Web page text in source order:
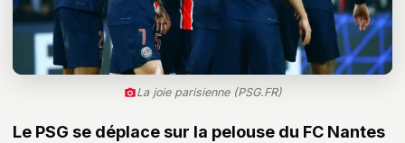
La joie parisienne (PSG.FR)
Le PSG se déplace sur la pelouse du FC Nantes